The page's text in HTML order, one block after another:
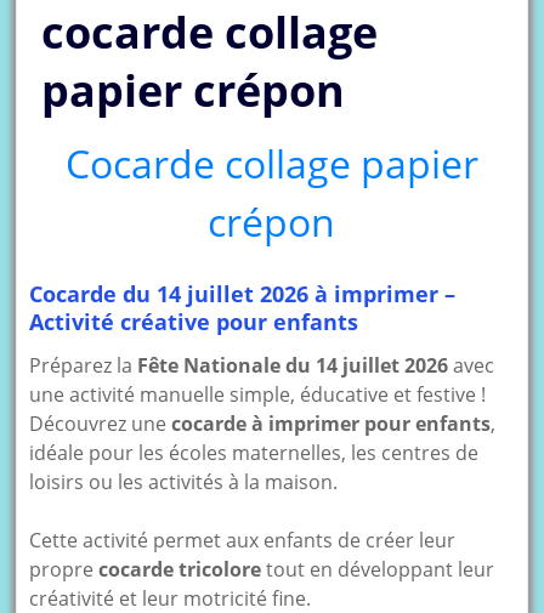
cocarde collage
papier crépon
Cocarde collage papier
crépon
Cocarde du 14 juillet 2026 à imprimer –
Activité créative pour enfants
Préparez la Fête Nationale du 14 juillet 2026avec
une activité manuelle simple, éducative et festive !
Découvrez unecocarde à imprimer pour enfants,
idéale pour les écoles maternelles, les centres de
loisirs ou les activités à la maison.
Cette activité permet aux enfants de créer leur
proprecocarde tricoloretout en développant leur
créativité et leur motricité fine.